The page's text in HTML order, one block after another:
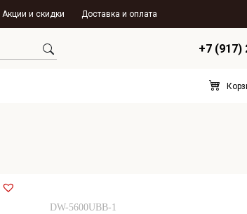
Акции и скидки Доставка и оплата
+7 (917)
DW-5600UBB-1